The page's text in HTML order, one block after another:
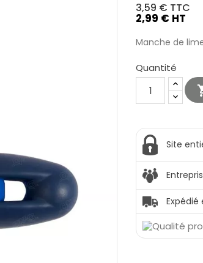
3,59 € TTC
2,99 € HT
Manche de
Quantité
Site